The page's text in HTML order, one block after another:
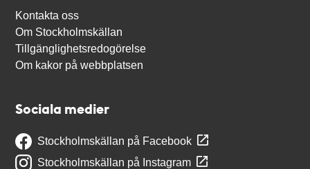
Kontakta oss
Om Stockholmskällan
Tillgänglighetsredogörelse
Om kakor på webbplatsen
Sociala medier
Stockholmskällan på Facebook
Stockholmskällan på Instagram